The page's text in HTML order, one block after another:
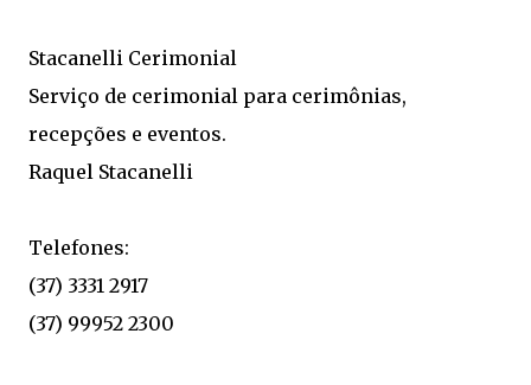
Stacanelli Cerimonial
Serviço de cerimonial para cerimônias,
recepções e eventos.
Raquel Stacanelli
Telefones:
(37) 3331 2917
(37) 99952 2300